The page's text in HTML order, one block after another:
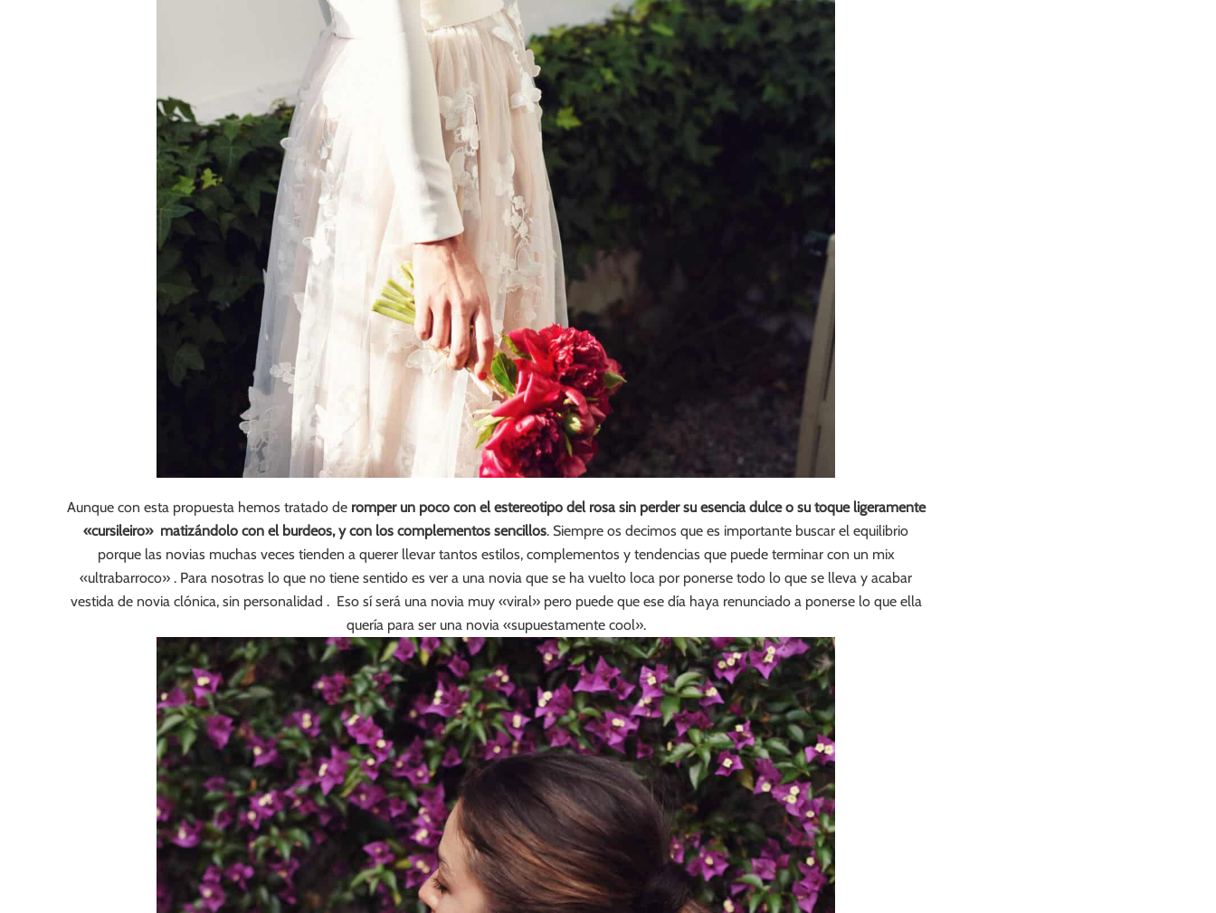
Aunque con esta propuesta hemos tratado deromper un poco con el estereotipo del rosa sin perder su esencia dulce o su toque ligeramente
«cursileiro» matizándolo con el burdeos, y con los complementos sencillos. Siempre os decimos que es importante buscar el equilibrio
porque las novias muchas veces tienden a querer llevar tantos estilos, complementos y tendencias que puede terminar con un mix
«ultrabarroco» . Para nosotras lo que no tiene sentido es ver a una novia que se ha vuelto loca por ponerse todo lo que se lleva y acabar
vestida de novia clónica, sin personalidad . Eso sí será una novia muy «viral» pero puede que ese día haya renunciado a ponerse lo que ella
quería para ser una novia «supuestamente cool».